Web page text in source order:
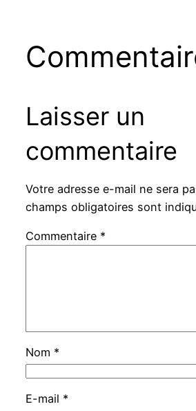
Laisser un
commentaire
Votre adresse e-mail ne sera
champs obligatoires sont
Commentaire *
Nom *
E-mail *